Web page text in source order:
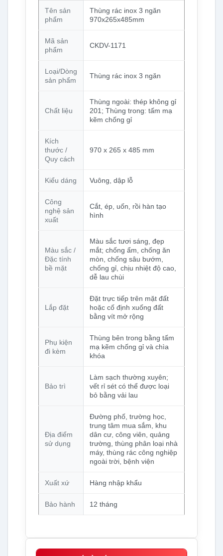
Tên sản
phẩm
Thùng rác inox 3 ngăn
970x265x485mm
Mã sản
phẩm
CKDV-1171
Loại/Dòng
sản phẩm
Thùng rác inox 3 ngăn
Chất liệu
Thùng ngoài: thép không gỉ
201; Thùng trong: tấm mạ
kẽm chống gỉ
Kích
thước /
Quy cách
970 x 265 x 485 mm
Kiểu dáng Vuông, dập lỗ
Công
nghệ sản
xuất
Cắt, ép, uốn, rồi hàn tạo
hình
Màu sắc /
Đặc tính
bề mặt
Màu sắc tươi sáng, đẹp
mắt; chống ẩm, chống ăn
mòn, chống sâu bướm,
chống gỉ, chịu nhiệt độ cao,
dễ lau chùi
Lắp đặt
Đặt trực tiếp trên mặt đất
hoặc cố định xuống đất
bằng vít mở rộng
Phụ kiện
đi kèm
Thùng bên trong bằng tấm
mạ kẽm chống gỉ và chìa
khóa
Bảo trì
Làm sạch thường xuyên;
vết rỉ sét có thể được loại
bỏ bằng vải lau
Địa điểm
sử dụng
Đường phố, trường học,
trung tâm mua sắm, khu
dân cư, công viên, quảng
trường, thùng phân loại nhà
máy, thùng rác công nghiệp
ngoài trời, bệnh viện
Xuất xứ Hàng nhập khẩu
Bảo hành 12 tháng